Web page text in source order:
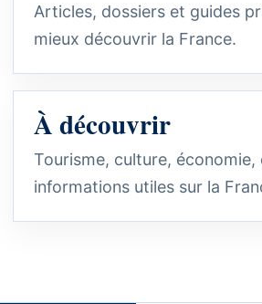
Articles, dossiers et guides
mieux découvrir la France.
À découvrir
Tourisme, culture, économie,
informations utiles sur la